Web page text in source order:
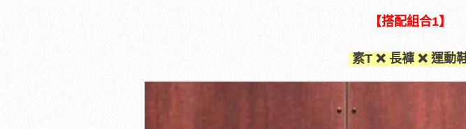
【搭配組合1】
素T ❌ 長褲 ❌ 運動